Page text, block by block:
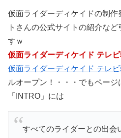
仮面ライダーディケイドの制
トさんの公式サイトの紹介な
すｗ
仮面ライダーディケイド テレ
仮面ライダーディケイド テレ
ルオープン！・・・でもペー
「INTRO」には
すべてのライダーとの出会